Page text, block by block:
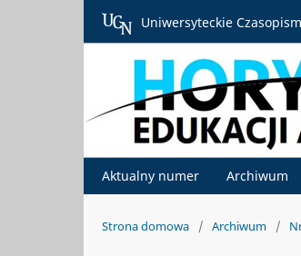
Aktualny numer Archiwum
Uniwersyteckie
Strona domowa / Archiwum /